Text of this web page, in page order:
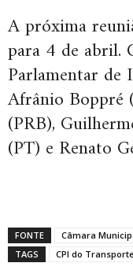
A próxima
para 4 de abril.
Parlamentar de
Afrânio Boppré
(PRB),
(PT) e Renato
FONTE
Câmara
TAGS
CPI do